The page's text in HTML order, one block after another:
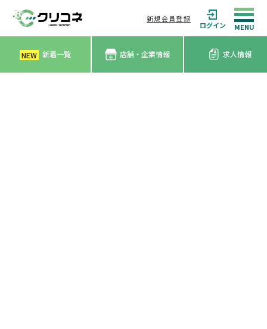
新規会員登録
ログイン
NEW 新着一覧 店舗・企業情報 求人情報